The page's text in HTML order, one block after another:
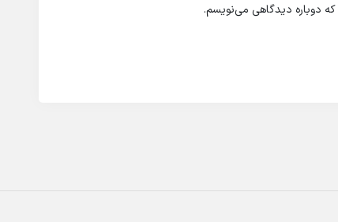
که دوباره دیدگاهی می‌نویسم.